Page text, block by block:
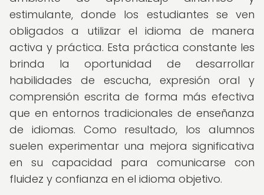
estimulante, donde los estudiantes se ven
obligados a utilizar el idioma de manera
activa y práctica. Esta práctica constante les
brinda la oportunidad de desarrollar
habilidades de escucha, expresión oral y
comprensión escrita de forma más efectiva
que en entornos tradicionales de enseñanza
de idiomas. Como resultado, los alumnos
suelen experimentar una mejora significativa
en su capacidad para comunicarse con
fluidez y confianza en el idioma objetivo.